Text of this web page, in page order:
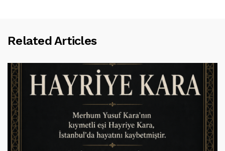
Related Articles